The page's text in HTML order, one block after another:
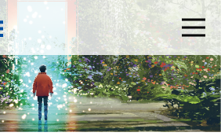
経営理念 | スペース・ワン